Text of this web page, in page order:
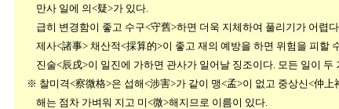
만사 일에 의<疑>가 있다.
급히 변경함이 좋고 수구<守舊>하면 더욱 지체하여 풀리기가 어렵
제사<諸事> 채산적<採算的>이 좋고 재의 예방을 하면 위험을 피할
진술<辰戌>이 일진에 가하면 관사가 일어날 징조이다. 모든 일이 두
※ 찰미격<察微格>은 섭해<涉害>가 같이 맹<孟>이 없고 중상신<仲上
해는 점차 가벼워 지고 미<微>해지므로 이름이 있다.